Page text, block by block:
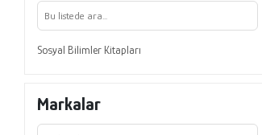
Sosyal Bilimler Kitapları
Markalar